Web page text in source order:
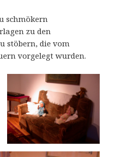
schmökern
zu den
stöbern, die vom
vorgelegt wurden.